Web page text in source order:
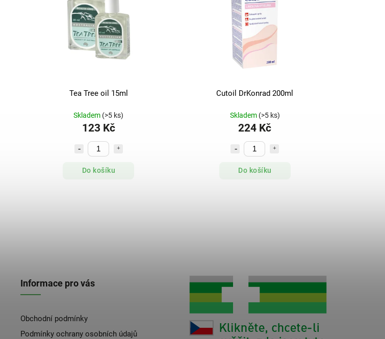
Tea Tree oil 15ml
Skladem (>5 ks)
123 Kč
Do košíku
Cutoil DrKonrad 200ml
Skladem (>5 ks)
224 Kč
Do košíku
Informace pro vás
Obchodní podmínky
Podmínky ochrany osobních údajů